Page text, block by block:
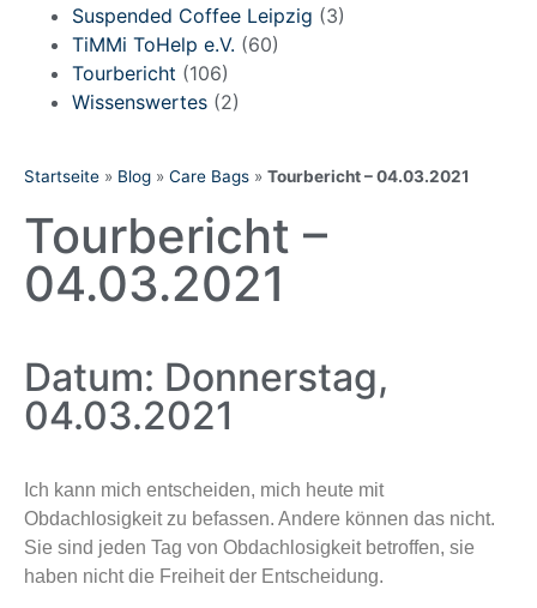
Startseite » Blog » Care Bags » Tourbericht – 04.03.2021
Tourbericht –
04.03.2021
Datum: Donnerstag,
04.03.2021
Ich kann mich entscheiden, mich heute mit
Obdachlosigkeit zu befassen. Andere können das nicht.
Sie sind jeden Tag von Obdachlosigkeit betroffen, sie
haben nicht die Freiheit der Entscheidung.
Suspended Coffee Leipzig (3)
TiMMi ToHelp e.V. (60)
Tourbericht (106)
Wissenswertes (2)